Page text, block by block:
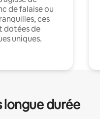
de falaise ou
ces
dotées de
uniques.
longue durée